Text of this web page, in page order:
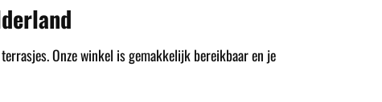
Onze winkel is gemakkelijk bereikbaar en je